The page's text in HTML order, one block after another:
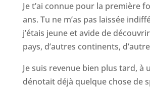
Je t’ai connue pour la première
ans. Tu ne m’as pas laissée
j’étais jeune et avide de
pays, d’autres continents,
Je suis revenue bien plus tard, à
dénotait déjà quelque chose de